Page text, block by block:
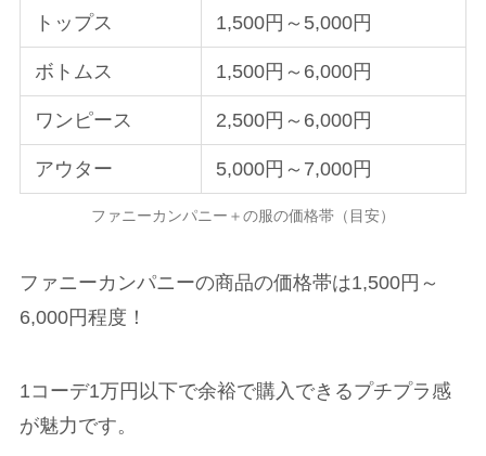
トップス 1,500円～5,000円
ボトムス 1,500円～6,000円
ワンピース 2,500円～6,000円
アウター 5,000円～7,000円
ファニーカンパニー＋の服の価格帯（目安）
ファニーカンパニーの商品の価格帯は1,500円～
6,000円程度！
1コーデ1万円以下で余裕で購入できるプチプラ感
が魅力です。